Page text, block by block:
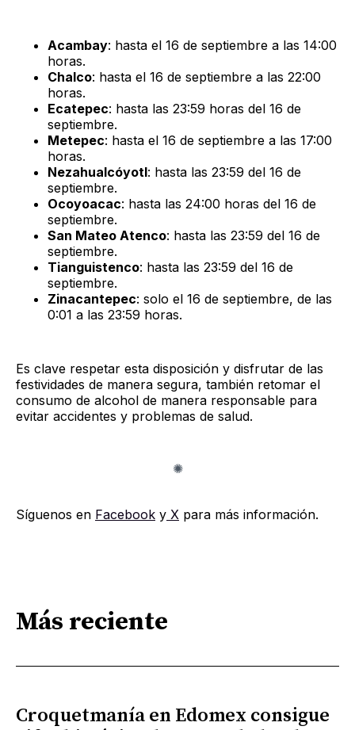
Acambay: hasta el 16 de septiembre a las 14:00
horas.
Chalco: hasta el 16 de septiembre a las 22:00
horas.
Ecatepec: hasta las 23:59 horas del 16 de
septiembre.
Metepec: hasta el 16 de septiembre a las 17:00
horas.
Nezahualcóyotl: hasta las 23:59 del 16 de
septiembre.
Ocoyoacac: hasta las 24:00 horas del 16 de
septiembre.
San Mateo Atenco: hasta las 23:59 del 16 de
septiembre.
Tianguistenco: hasta las 23:59 del 16 de
septiembre.
Zinacantepec: solo el 16 de septiembre, de las
0:01 a las 23:59 horas.
Es clave respetar esta disposición y disfrutar de las
festividades de manera segura, también retomar el
consumo de alcohol de manera responsable para
evitar accidentes y problemas de salud.
Síguenos en Facebook y X para más información.
Más reciente
Croquetmanía en Edomex consigue